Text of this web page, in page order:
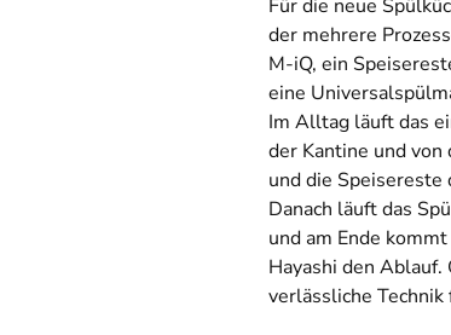
Für die neue
der mehrere
M-iQ, ein
eine
Im Alltag läuft das
der Kantine und
und die
Danach läuft das
und am Ende
Hayashi den
verlässliche